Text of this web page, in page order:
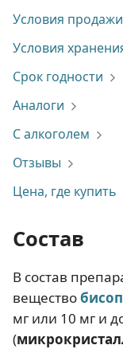
Условия продажи
Условия
Срок годности
Аналоги
С алкоголем
Отзывы
Цена, где купить
Состав
В состав
вещество
мг или 10 мг и
(